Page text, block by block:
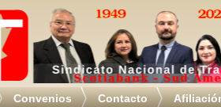
Convenios Contacto